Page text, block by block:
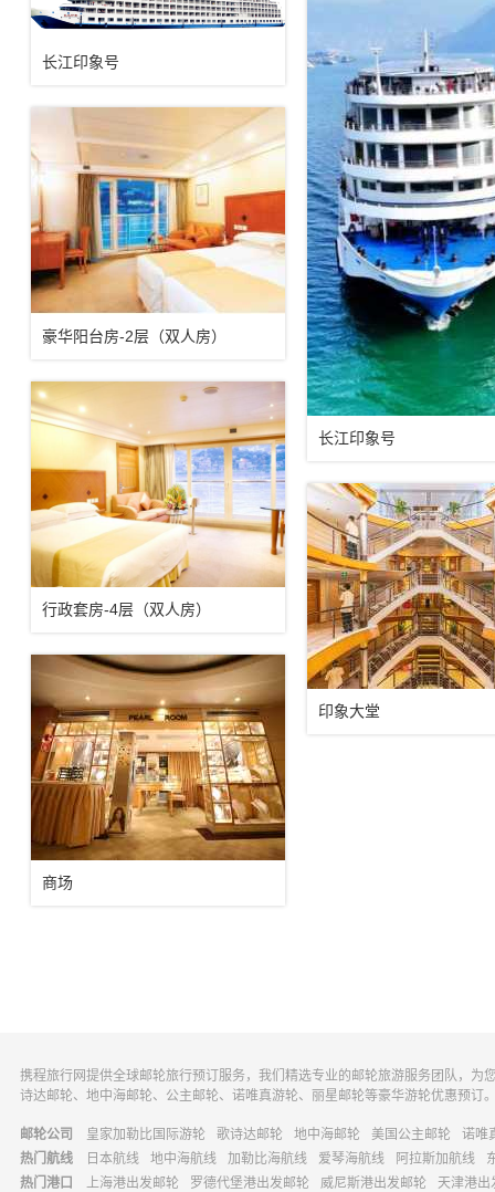
长江印象号
豪华阳台房-2层（双人房）
行政套房-4层（双人房）
商场
长江印象号
印象大堂
携程旅行网提供全球邮轮旅行预订服务，我们精选专业的邮轮旅游服务团队，
诗达邮轮、地中海邮轮、公主邮轮、诺唯真游轮、丽星邮轮等豪华游轮优惠预订
邮轮公司 皇家加勒比国际游轮 歌诗达邮轮 地中海邮轮 美国公主邮轮
诺唯
热门航线
日本航线 地中海航线 加勒比海航线 爱琴海航线 阿拉斯加航线
热门港口
上海港出发邮轮 罗德代堡港出发邮轮 威尼斯港出发邮轮
天津港出